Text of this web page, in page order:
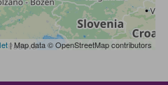
| Map data © OpenStreetMap contributors